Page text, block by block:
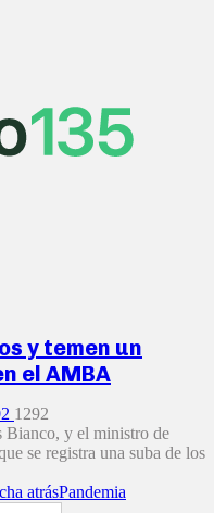
y temen un
el AMBA
2 1292
Bianco, y el ministro de
se registra una suba de los
atrásPandemia